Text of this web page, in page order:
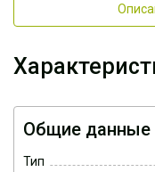
Общие данные
Тип